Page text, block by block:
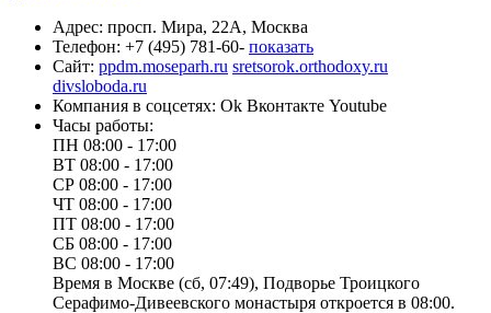
Адрес: просп. Мира, 22А, Москва
Телефон: +7 (495) 781-60- показать
Сайт: ppdm.moseparh.ru sretsorok.orthodoxy.ru
divsloboda.ru
Компания в соцсетях: Ok Вконтакте Youtube
Часы работы:
ПН 08:00 - 17:00
ВТ 08:00 - 17:00
СР 08:00 - 17:00
ЧТ 08:00 - 17:00
ПТ 08:00 - 17:00
СБ 08:00 - 17:00
ВС 08:00 - 17:00
Время в Москве (сб, 07:49), Подворье Троицкого
Серафимо-Дивеевского монастыря откроется в 08:00.